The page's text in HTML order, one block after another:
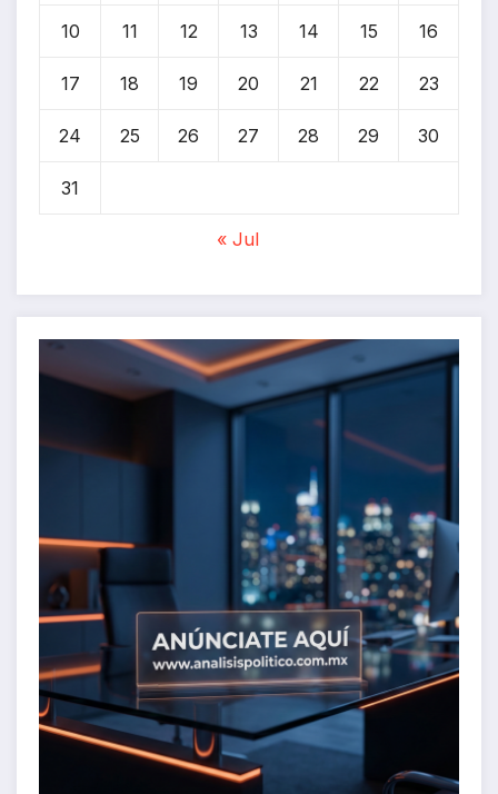
10 11 12 13 14 15 16
17 18 19 20 21 22 23
24 25 26 27 28 29 30
31
« Jul